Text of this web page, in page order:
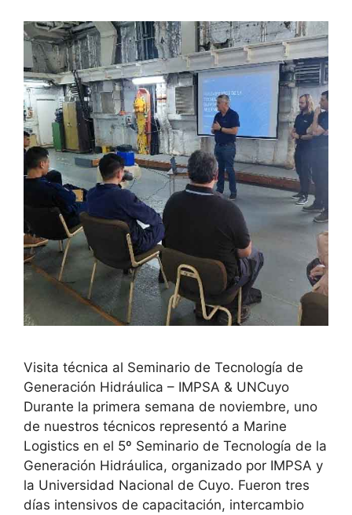
Visita técnica al Seminario de Tecnología de
Generación Hidráulica – IMPSA & UNCuyo
Durante la primera semana de noviembre, uno
de nuestros técnicos representó a Marine
Logistics en el 5º Seminario de Tecnología de la
Generación Hidráulica, organizado por IMPSA y
la Universidad Nacional de Cuyo. Fueron tres
días intensivos de capacitación, intercambio